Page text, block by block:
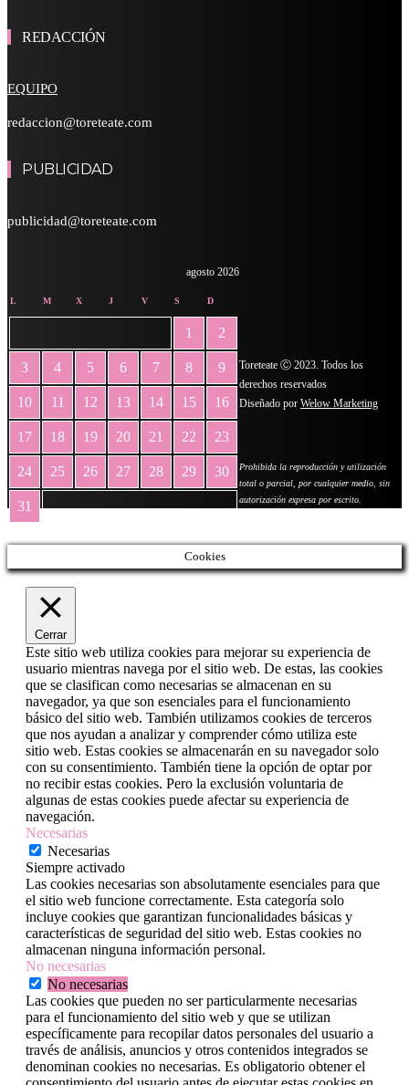
REDACCIÓN
EQUIPO
redaccion@toreteate.com
PUBLICIDAD
publicidad@toreteate.com
agosto 2026
L M X J V S D
1 2
3 4 5 6 7 8 9
10 11 12 13 14 15 16
17 18 19 20 21 22 23
24 25 26 27 28 29 30
31
Toreteate Ⓒ 2023. Todos los
derechos reservados
Diseñado por Welow Marketing
Prohibida la reproducción y utilización
total o parcial, por cualquier medio, sin
autorización expresa por escrito.
Cookies
Cerrar
Este sitio web utiliza cookies para mejorar su experiencia de
usuario mientras navega por el sitio web. De estas, las cookies
que se clasifican como necesarias se almacenan en su
navegador, ya que son esenciales para el funcionamiento
básico del sitio web. También utilizamos cookies de terceros
que nos ayudan a analizar y comprender cómo utiliza este
sitio web. Estas cookies se almacenarán en su navegador solo
con su consentimiento. También tiene la opción de optar por
no recibir estas cookies. Pero la exclusión voluntaria de
algunas de estas cookies puede afectar su experiencia de
navegación.
Necesarias
Necesarias
Siempre activado
Las cookies necesarias son absolutamente esenciales para que
el sitio web funcione correctamente. Esta categoría solo
incluye cookies que garantizan funcionalidades básicas y
características de seguridad del sitio web. Estas cookies no
almacenan ninguna información personal.
No necesarias
No necesarias
Las cookies que pueden no ser particularmente necesarias
para el funcionamiento del sitio web y que se utilizan
específicamente para recopilar datos personales del usuario a
través de análisis, anuncios y otros contenidos integrados se
denominan cookies no necesarias. Es obligatorio obtener el